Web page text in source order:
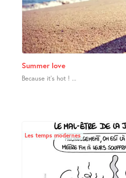
Summer love
Because it’s hot ! ...
Les temps modernes